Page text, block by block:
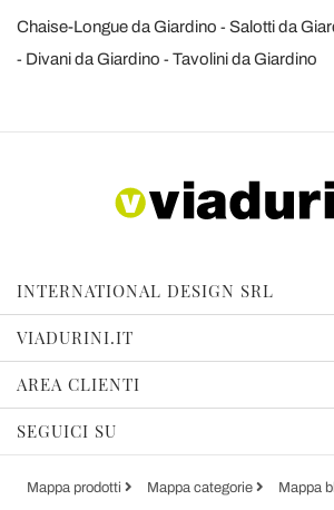
Chaise-Longue da Giardino
Salotti da
Divani da Giardino
Tavolini da Giardino
INTERNATIONAL DESIGN SRL
VIADURINI.IT
AREA CLIENTI
SEGUICI SU
Mappa prodotti Mappa categorie Mappa